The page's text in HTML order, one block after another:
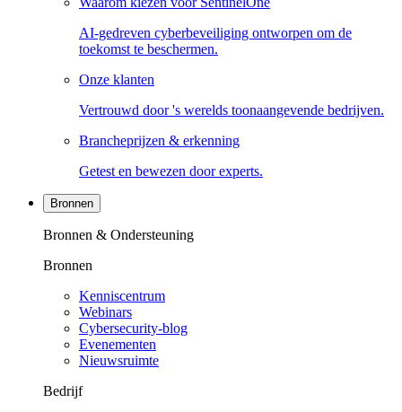
AI-gedreven cyberbeveiliging ontworpen om de
toekomst te beschermen.
Onze klanten
Vertrouwd door 's werelds toonaangevende bedrijven.
Brancheprijzen & erkenning
Getest en bewezen door experts.
Bronnen
Bronnen & Ondersteuning
Bronnen
Kenniscentrum
Webinars
Cybersecurity-blog
Evenementen
Nieuwsruimte
Bedrijf